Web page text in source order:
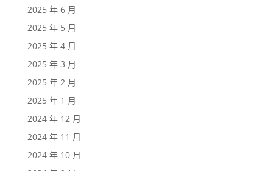
2025 年 6 月
2025 年 5 月
2025 年 4 月
2025 年 3 月
2025 年 2 月
2025 年 1 月
2024 年 12 月
2024 年 11 月
2024 年 10 月